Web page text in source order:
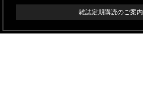
雑誌定期購読のご案内